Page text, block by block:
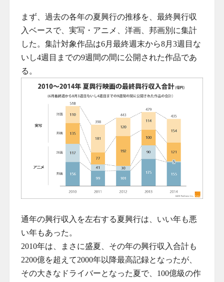
まず、過去の各年の夏興行の推移を、最終興行収
入ベースで、実写・アニメ、洋画、邦画別に集計
した。集計対象作品は6月最終週末から8月3週目な
いし4週目までの9週間の間に公開された作品であ
る。
通年の興行収入を左右する夏興行は、いい年も悪
い年もあった。
2010年は、まさに盛夏、その年の興行収入合計も
2200億を超えて2000年以降最高記録となったが、
その大きなドライバーとなった夏で、100億級の作